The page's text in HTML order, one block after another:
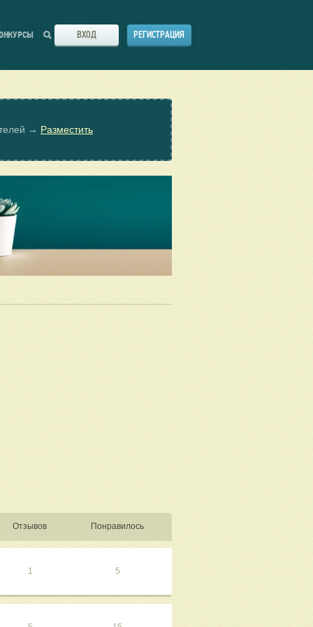
ВХОД РЕГИСТРАЦИЯ
→ Разместить
Отзывов Понравилось
1 5